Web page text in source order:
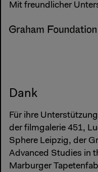
Mit freundlicher
Dank
Für ihre
der filmgalerie 451,
Sphere Leipzig, der
Advanced Studies in
Marburger